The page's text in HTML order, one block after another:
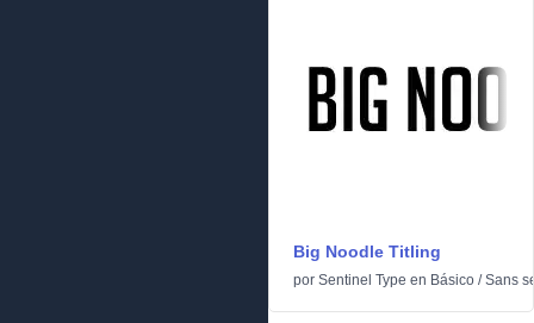
Big Noodle Titling
por Sentinel Type en Básico /Sans